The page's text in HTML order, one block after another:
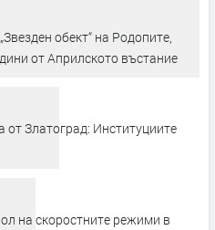
обект“ на Родопите,
от Априлското въстание
Златоград: Институциите
на скоростните режими в